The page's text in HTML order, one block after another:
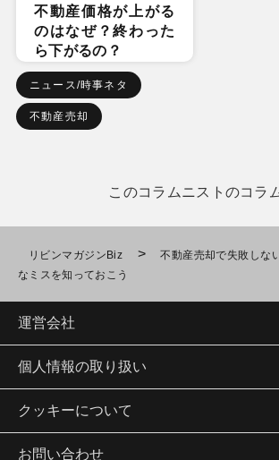
不動産価格が上がる
のはなぜ？終わった
ら下がるの？
ニュース/時事ネタ
不動産売却
このコラムニストのコラ
リビンマガジンBiz >
不動産売却で失敗しな
なミスを知っておこう
運営会社
個人情報の取り扱い
クッキーについて
お問い合わせ